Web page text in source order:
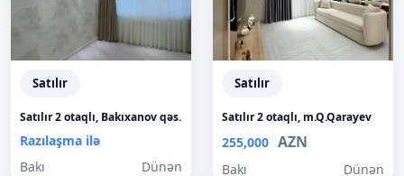
Satılır
Satılır 2 otaqlı, Bakıxanov qəs.
Razılaşma ilə
Bakı
Dünən
Satılır
Satılır 2 otaqlı, m.Q.Qarayev
255,000 AZN
Bakı Dünən